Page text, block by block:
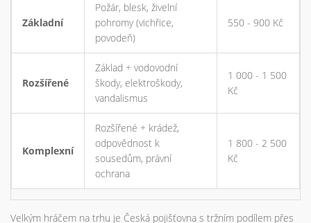
Základní
Požár, blesk, živelní
pohromy (vichřice,
povodeň)
550 - 900 Kč
Rozšířené
Základ + vodovodní
škody, elektroškody,
vandalismus
1 000 - 1 500
Kč
Komplexní
Rozšířené + krádež,
odpovědnost k
sousedům, právní
ochrana
1 800 - 2 500
Kč
Velkým hráčem na trhu je Česká pojišťovna s tržním podílem přes